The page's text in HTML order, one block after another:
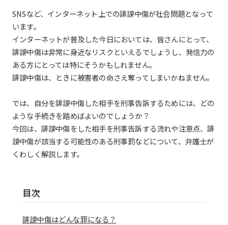
SNSなど、インターネット上での誹謗中傷が社会問題となって
います。
インターネットが普及した今日においては、皆さんにとって、
誹謗中傷は非常に身近なリスクといえるでしょうし、発信力の
ある方にとっては特にそうかもしれません。
誹謗中傷は、ときに被害者の命さえ奪ってしまいかねません。
では、自分を誹謗中傷した相手を刑事告訴するためには、どの
ような手続きを踏めばよいのでしょうか？
今回は、誹謗中傷をした相手を刑事告訴する流れや注意点、誹
謗中傷が該当する可能性のある刑事罰などについて、弁護士が
くわしく解説します。
目次
誹謗中傷はどんな罪になる？